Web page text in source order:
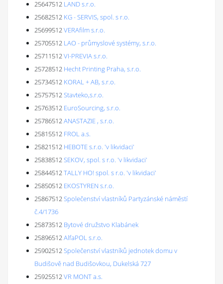
25647512 LAND s.r.o.
25682512 KG - SERVIS, spol. s r.o.
25699512VERAfilm s.r.o.
25705512 LAO - průmyslové systémy, s.r.o.
25711512VI-PREVIA s.r.o.
25728512 Hecht Printing Praha, s.r.o.
25734512 KORAL + AB, s.r.o.
25757512Stavteko,s.r.o.
25763512 EuroSourcing, s.r.o.
25786512ANASTAZIE , s.r.o.
25815512 FROL a.s.
25821512 HEBOTE s.r.o. 'v likvidaci'
25838512SEKOV, spol. s r.o. 'v likvidaci'
25844512TALLY HO! spol. s r.o. 'v likvidaci'
25850512 EKOSTYREN s.r.o.
25867512Společenství vlastníků Partyzánské náměstí
č.4/1736
25873512 Bytové družstvo Klabánek
25896512AlfaPOL s.r.o.
25902512Společenství vlastníků jednotek domu v
Budišově nad Budišovkou, Dukelská 727
25925512VR MONT a.s.